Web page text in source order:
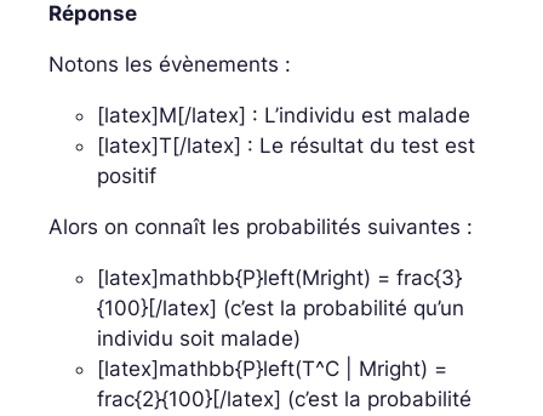
Réponse
Notons les évènements :
[latex]M[/latex] : L’individu est malade
[latex]T[/latex] : Le résultat du test est
positif
Alors on connaît les probabilités suivantes :
[latex]mathbb{P}left(Mright) = frac{3}
{100}[/latex] (c’est la probabilité qu’un
individu soit malade)
[latex]mathbb{P}left(T^C | Mright) =
frac{2}{100}[/latex] (c’est la probabilité